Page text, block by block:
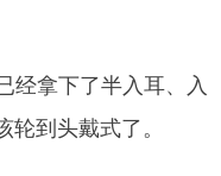
经拿下了半入耳、入
到头戴式了。